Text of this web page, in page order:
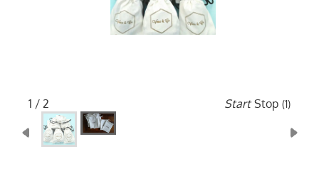
2 / 2 Start Stop (5)